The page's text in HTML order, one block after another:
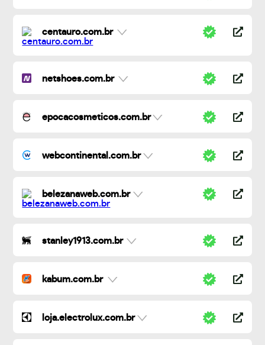
centauro.com.br
netshoes.com.br
epocacosmeticos.com.br
webcontinental.com.br
belezanaweb.com.br
stanley1913.com.br
kabum.com.br
loja.electrolux.com.br